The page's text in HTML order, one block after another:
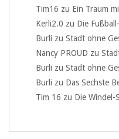
Tim16 zu Ein Traum
Kerli2.0 zu Die
Burli zu Stadt ohne
Nancy PROUD zu
Burli zu Stadt ohne
Burli zu Das Sechste
Tim 16 zu Die Windel-